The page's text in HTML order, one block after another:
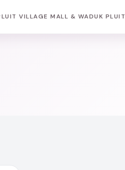
VILLAGE MALL & WADUK PLUIT